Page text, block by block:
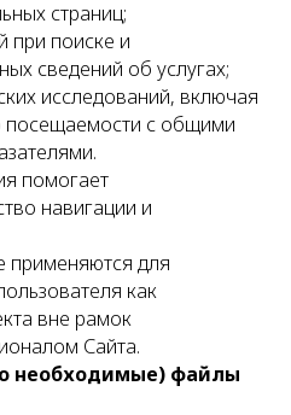
страниц;
при поиске и
сведений об услугах;
исследований, включая
посещаемости с общими
помогает
навигации и
применяются для
как
вне рамок
Сайта.
необходимые) файлы